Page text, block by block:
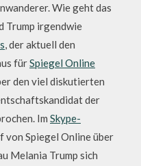
Wie geht das
Trump irgendwie
, der aktuell den
fürSpiegel Online
den viel diskutierten
der
Im Skype-
Spiegel Online über
Melania Trump sich